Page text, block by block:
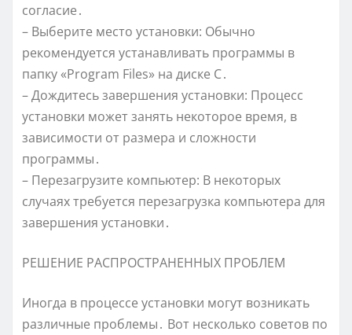
согласие․
– Выберите место установки: Обычно
рекомендуется устанавливать программы в
папку «Program Files» на диске C․
– Дождитесь завершения установки: Процесс
установки может занять некоторое время, в
зависимости от размера и сложности
программы․
– Перезагрузите компьютер: В некоторых
случаях требуется перезагрузка компьютера для
завершения установки․
РЕШЕНИЕ РАСПРОСТРАНЕННЫХ ПРОБЛЕМ
Иногда в процессе установки могут возникать
различные проблемы․ Вот несколько советов по